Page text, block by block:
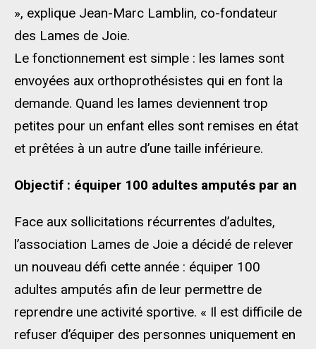
», explique Jean-Marc Lamblin, co-fondateur
des Lames de Joie.
Le fonctionnement est simple : les lames sont
envoyées aux orthoprothésistes qui en font la
demande. Quand les lames deviennent trop
petites pour un enfant elles sont remises en état
et prêtées à un autre d’une taille inférieure.
Objectif : équiper 100 adultes amputés par an
Face aux sollicitations récurrentes d’adultes,
l’association Lames de Joie a décidé de relever
un nouveau défi cette année : équiper 100
adultes amputés afin de leur permettre de
reprendre une activité sportive. « Il est difficile de
refuser d’équiper des personnes uniquement en